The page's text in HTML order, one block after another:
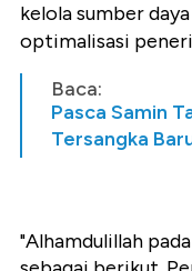
kelola sumber
optimalisasi
Baca:
Pasca Samin
Tersangka
"Alhamdulillah